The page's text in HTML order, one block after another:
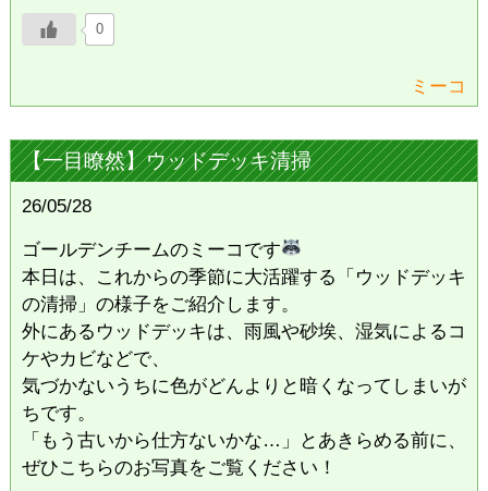
0
ミーコ
【一目瞭然】ウッドデッキ清掃
26/05/28
ゴールデンチームのミーコです
本日は、これからの季節に大活躍する「ウッドデッキ
の清掃」の様子をご紹介します。
​外にあるウッドデッキは、雨風や砂埃、湿気によるコ
ケやカビなどで、
気づかないうちに色がどんよりと暗くなってしまいが
ちです。
「もう古いから仕方ないかな…」とあきらめる前に、
ぜひこちらのお写真をご覧ください！